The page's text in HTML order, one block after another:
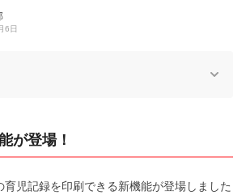
6日
が登場！
育児記録を印刷できる新機能が登場しました